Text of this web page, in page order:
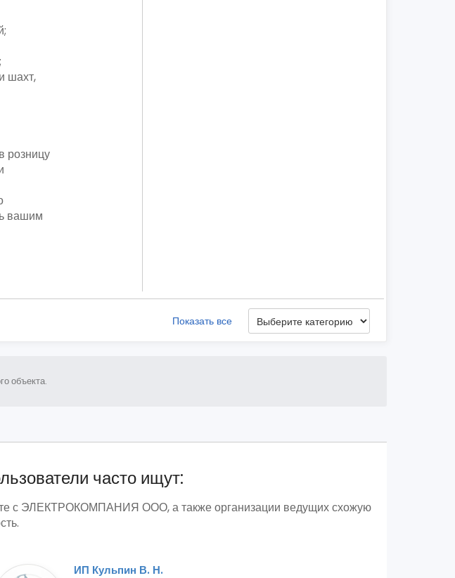
шахт,
розницу
вашим
Показать все
объекта.
часто ищут:
с ЭЛЕКТРОКОМПАНИЯ ООО, а также организации ведущих схожую
ИП Кульпин В. Н.